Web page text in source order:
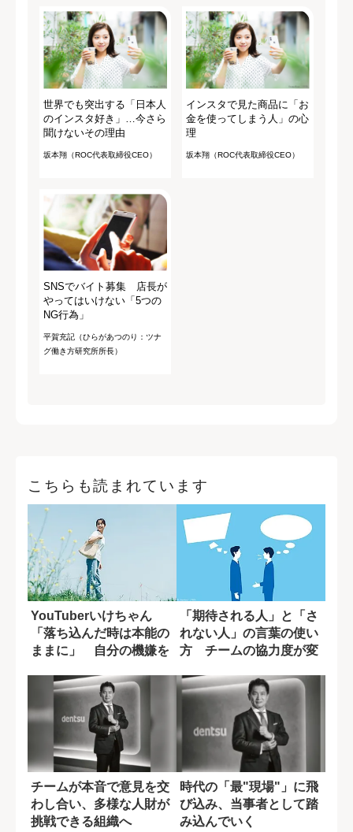
世界でも突出する「日本人
のインスタ好き」…今さら
聞けないその理由
坂本翔（ROC代表取締役CEO）
インスタで見た商品に「お
金を使ってしまう人」の心
理
坂本翔（ROC代表取締役CEO）
SNSでバイト募集 店長が
やってはいけない「5つの
NG行為」
平賀充記（ひらがあつのり：ツナ
グ働き方研究所所長）
こちらも読まれています
YouTuberいけちゃん
「落ち込んだ時は本能の
ままに」 自分の機嫌を
「期待される人」と「さ
れない人」の言葉の使い
方 チームの協力度が変
チームが本音で意見を交
わし合い、多様な人財が
挑戦できる組織へ
時代の「最"現場"」に飛
び込み、当事者として踏
み込んでいく